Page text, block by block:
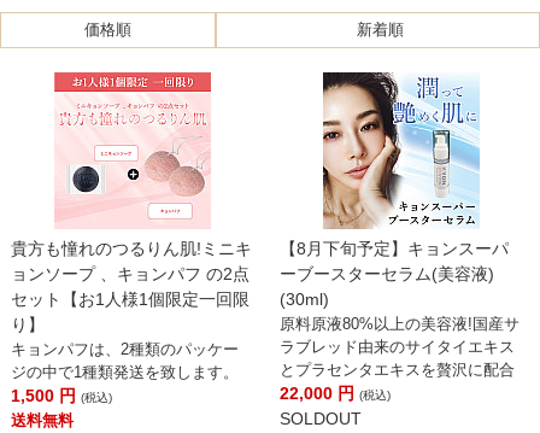
価格順 新着順
貴方も憧れのつるりん肌!ミニキ
ョンソープ 、キョンパフ の2点
セット【お1人様1個限定一回限
り】
キョンパフは、2種類のパッケー
ジの中で1種類発送を致します。
1,500 円 (税込)
送料無料
【8月下旬予定】キョンスーパ
ーブースターセラム(美容液)
(30ml)
原料原液80%以上の美容液!国産サ
ラブレッド由来のサイタイエキス
とプラセンタエキスを贅沢に配合
22,000 円(税込)
SOLDOUT